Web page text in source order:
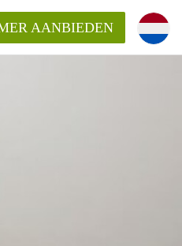
AANBIEDEN